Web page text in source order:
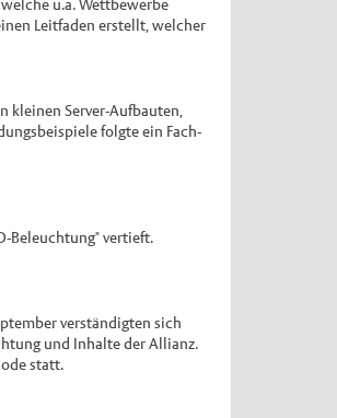
u.a. Wettbewerbe
Leitfaden erstellt, welcher
kleinen Server-Aufbauten,
folgte ein Fach-
Beleuchtung" vertieft.
verständigten sich
und Inhalte der Allianz.
statt.